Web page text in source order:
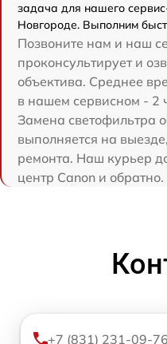
задача для нашего
Новгороде. Выполним
Позвоните нам и наш
проконсультирует и
объектива. Среднее
в нашем сервисном - 2
Замена светофильтра
выполняется на
ремонта. Наш курьер
центр Canon и обратно.
+7 (831) 231-09-76